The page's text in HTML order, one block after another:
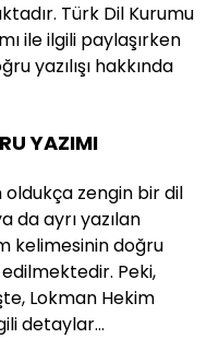
Türk Dil Kurumu
ile ilgili paylaşırken
yazılışı hakkında
YAZIMI
oldukça zengin bir dil
da ayrı yazılan
kelimesinin doğru
Peki,
Lokman Hekim
detaylar…